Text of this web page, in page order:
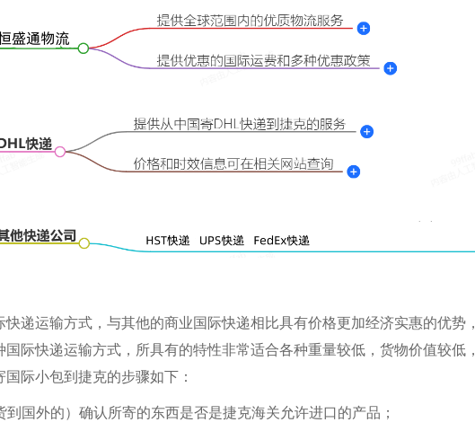
递运输方式，与其他的商业国际快递相比具有价格更加经济实惠的优势
际快递运输方式，所具有的特性非常适合各种重量较低，货物价值较低
际小包到捷克的步骤如下：
国外的）确认所寄的东西是否是捷克海关允许进口的产品；